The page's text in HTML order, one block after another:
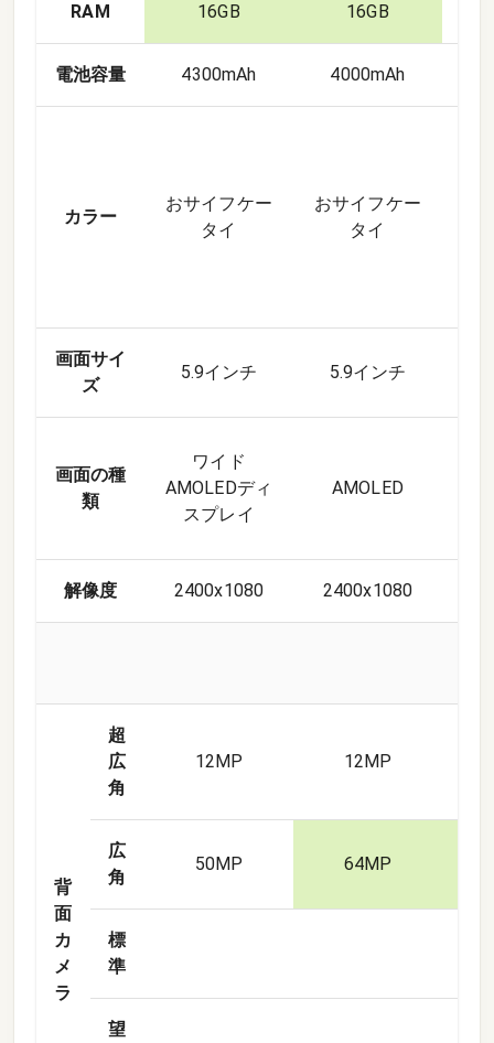
RAM 16GB 16GB
電池容量 4300mAh 4000mAh
カラー
おサイフケー
タイ
おサイフケー
タイ
画面サイ
ズ
5.9インチ 5.9インチ
画面の種
類
ワイド
AMOLEDディ
スプレイ
AMOLED
解像度 2400x1080 2400x1080
背
面
カ
メ
ラ
超
広
角
12 MP 12 MP
広
角
50MP 64MP
標
準
望